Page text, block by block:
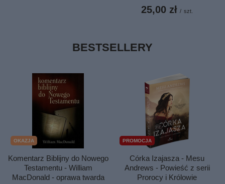
25,00 zł / szt.
BESTSELLERY
OKAZJA
Komentarz Biblijny do Nowego
Testamentu - William
MacDonald - oprawa twarda
PROMOCJA
Córka Izajasza - Mesu
Andrews - Powieść z serii
Prorocy i Królowie